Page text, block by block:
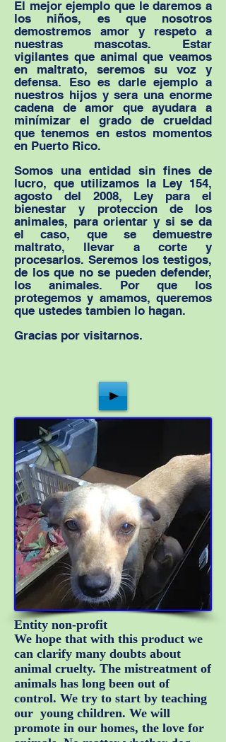
El mejor ejemplo que le daremos a
los niños, es que nosotros
demostremos amor y respeto a
nuestras mascotas. Estar
vigilantes que animal que veamos
en maltrato, seremos su voz y
defensa. Eso es darle ejemplo a
nuestros hijos y sera una enorme
cadena de amor que ayudara a
minímizar el grado de crueldad
que tenemos en estos momentos
en Puerto Rico.
Somos una entidad sin fines de
lucro, que utilizamos la Ley 154,
agosto del 2008, Ley para el
bienestar y proteccion de los
animales, para orientar y si se da
el caso, que se demuestre
maltrato, llevar a corte y
procesarlos. Seremos los testigos,
de los que no se pueden defender,
los animales. Por que los
protegemos y amamos, queremos
que ustedes tambien lo hagan.
Gracias por visitarnos.
Entity non-profit
We hope that with this product we
can clarify many doubts about
animal cruelty. The mistreatment of
animals has long been out of
control. We try to start by teaching
our young children. We will
promote in our homes, the love for